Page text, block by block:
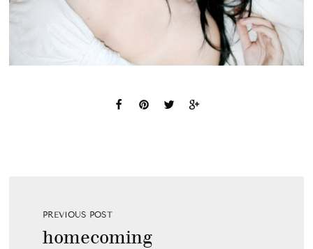
PREVIOUS POST
homecoming